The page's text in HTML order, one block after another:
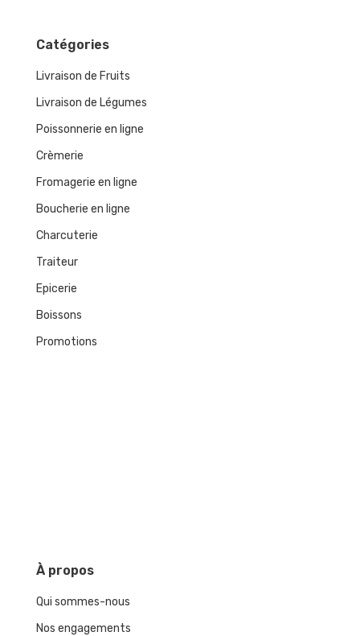
Catégories
Livraison de Fruits
Livraison de Légumes
Poissonnerie en ligne
Crèmerie
Fromagerie en ligne
Boucherie en ligne
Charcuterie
Traiteur
Epicerie
Boissons
Promotions
Àpropos
Qui sommes-nous
Nos engagements